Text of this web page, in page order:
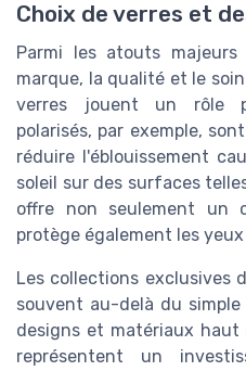
Choix de verres et
Parmi les atouts
marque, la qualité et le
verres jouent un rôle
polarisés, par exemple,
réduire l'éblouissement
soleil sur des surfaces
offre non seulement un
protège également les
Les collections exclusives
souvent au-delà du
designs et matériaux haut
représentent un